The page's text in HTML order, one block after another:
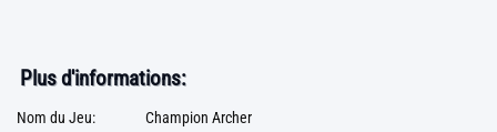
Plus d'informations:
Nom du Jeu:
Champion Archer